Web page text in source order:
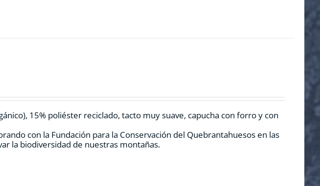
15% poliéster reciclado, tacto muy suave, capucha con forro y con
con la Fundación para la Conservación del Quebrantahuesos en las
la biodiversidad de nuestras montañas.